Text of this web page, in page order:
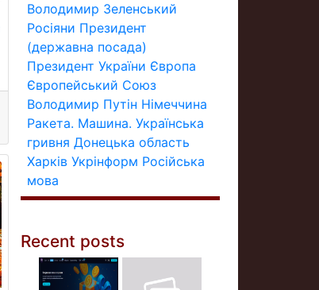
Володимир Зеленський
Росіяни Президент
(державна посада)
Президент України Європа
Європейський Союз
Володимир Путін Німеччина
Ракета. Машина. Українська
гривня Донецька область
Харків Укрінформ Російська
мова
Recent posts